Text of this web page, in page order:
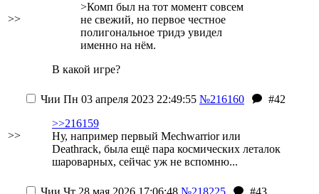
>>
>Комп был на тот момент совсем
не свежий, но первое честное
полигональное тридэ увидел
именно на нём.
В какой игре?
>>
Чии Пн 03 апреля 2023 22:49:55 №216160
#42
>>216159
Ну, например первый Mechwarrior или
Deathrack, была ещё пара космических леталок
шароварных, сейчас уж не вспомню...
Чии Чт 28 мая 2026 17:06:48 №218225
#43